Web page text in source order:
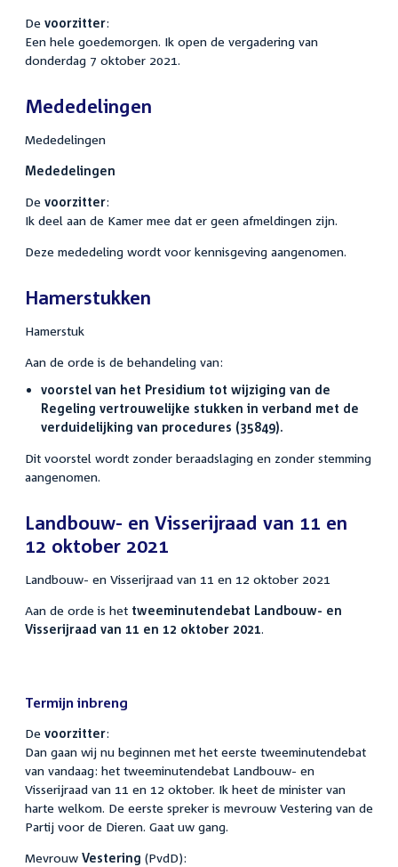
De voorzitter:
Een hele goedemorgen. Ik open de vergadering van
donderdag 7 oktober 2021.
Mededelingen
Mededelingen
Mededelingen
De voorzitter:
Ik deel aan de Kamer mee dat er geen afmeldingen zijn.
Deze mededeling wordt voor kennisgeving aangenomen.
Hamerstukken
Hamerstuk
Aan de orde is de behandeling van:
voorstel van het Presidium tot wijziging van de
Regeling vertrouwelijke stukken in verband met de
verduidelijking van procedures (35849).
Dit voorstel wordt zonder beraadslaging en zonder stemming
aangenomen.
Landbouw- en Visserijraad van 11 en
12 oktober 2021
Landbouw- en Visserijraad van 11 en 12 oktober 2021
Aan de orde is het tweeminutendebat Landbouw- en
Visserijraad van 11 en 12 oktober 2021.
Termijn inbreng
De voorzitter:
Dan gaan wij nu beginnen met het eerste tweeminutendebat
van vandaag: het tweeminutendebat Landbouw- en
Visserijraad van 11 en 12 oktober. Ik heet de minister van
harte welkom. De eerste spreker is mevrouw Vestering van de
Partij voor de Dieren. Gaat uw gang.
Mevrouw Vestering (PvdD):